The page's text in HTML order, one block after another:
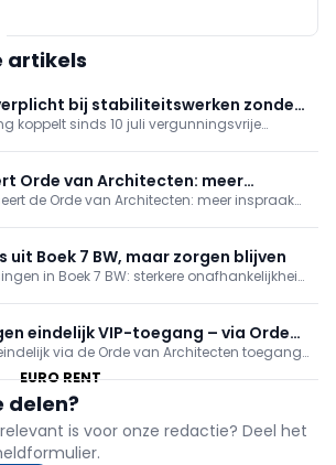
EURO RENT
artikels
bij stabiliteitswerken zonder
koppelt sinds 10 juli vergunningsvrije
en veiligheidswaarborg.
Orde van Architecten: meer
de Orde van Architecten: meer inspraak
verlopen al volgens de nieuwe regels.
uit Boek 7 BW, maar zorgen blijven
in Boek 7 BW: sterkere onafhankelijkheid
en onduidelijke termijnen.
een jaar; NAV volgt op.
eindelijk VIP-toegang – via Orde
via de Orde van Architecten toegang
een stap naar
ontwerp- en vergunningsdossiers. NAV trok
mee op en blijft ijveren voor
delen?
is voor onze redactie? Deel het